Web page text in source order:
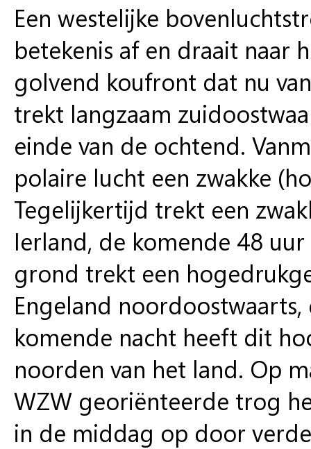
Een westelijke
betekenis af en draait naar
golvend koufront dat nu
trekt langzaam
einde van de ochtend.
polaire lucht een zwakke
Tegelijkertijd trekt een
Ierland, de komende 48
grond trekt een
Engeland
komende nacht heeft dit
noorden van het land. Op
WZW georiënteerde trog
in de middag op door